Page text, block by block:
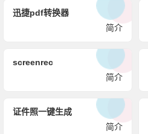
迅捷pdf转换器
简介
screenrec
简介
证件照一键生成
简介